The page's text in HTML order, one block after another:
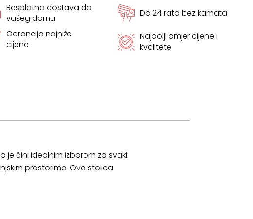
Besplatna dostava do
vašeg doma
Do 24 rata bez kamata
Garancija najniže
cijene
Najbolji omjer cijene i
kvalitete
je čini idealnim izborom za svaki
prostorima. Ova stolica